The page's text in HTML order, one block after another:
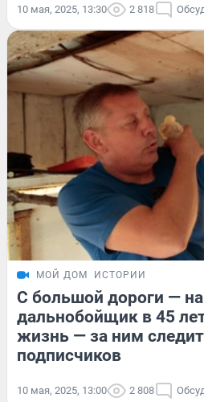
10 мая, 2025, 13:30 2 818
МОЙ ДОМ ИСТОРИИ
С большой дороги —
дальнобойщик в 45
жизнь — за ним
подписчиков
10 мая, 2025, 13:00 2 808